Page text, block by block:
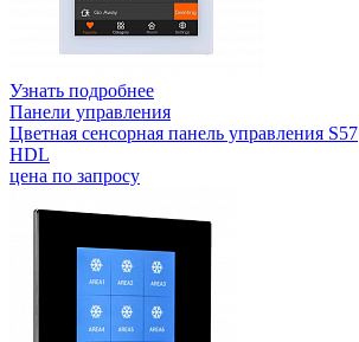
Узнать подробнее
Панели управления
Цветная сенсорная панель управления S57
HDL
цена по запросу